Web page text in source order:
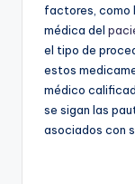
factores, como
médica del
el tipo de
estos
médico
se sigan las
asociados con